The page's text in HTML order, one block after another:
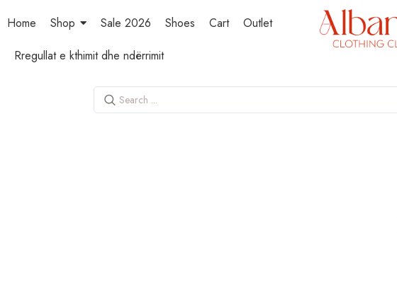
Home Shop Sale 2026 Shoes Cart
Outlet
Rregullat e kthimit dhe ndërrimit